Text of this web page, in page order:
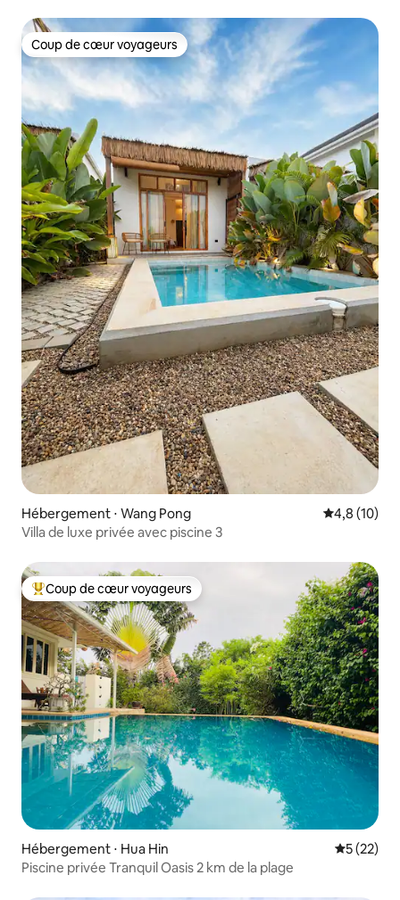
Coup de cœur voyageurs
Coup de cœur voyageurs
Hébergement ⋅ Wang Pong Évaluation
4,8 (10)
Villa de luxe privée avec piscine 3
Coups de cœur voyageurs les plus appréciés
Coup de cœur voyageurs
Hébergement ⋅ Hua Hin
5 (22)
Piscine privée Tranquil Oasis 2 km de la plage